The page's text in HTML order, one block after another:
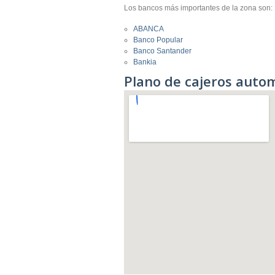
Los bancos más importantes de la zona son:
ABANCA
Banco Popular
Banco Santander
Bankia
Plano de cajeros